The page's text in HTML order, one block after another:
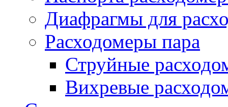
Диафрагмы для
Расходомеры пара
Струйные
Вихревые